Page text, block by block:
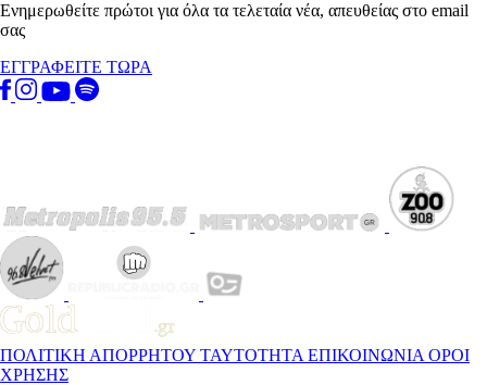
Ενημερωθείτε πρώτοι για όλα τα τελεταία νέα, απευθείας στο email
σας
ΕΓΓΡΑΦΕΙΤΕ ΤΩΡΑ
ΠΟΛΙΤΙΚΗ ΑΠΟΡΡΗΤΟΥ ΤΑΥΤΟΤΗΤΑ ΕΠΙΚΟΙΝΩΝΙΑ ΟΡΟΙ
ΧΡΗΣΗΣ